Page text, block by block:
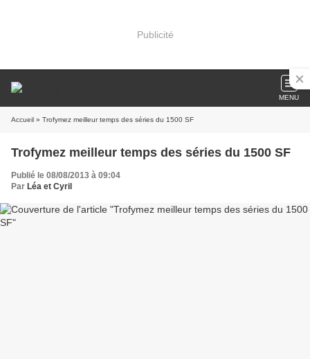
Publicité
MENU
Accueil » Trofymez meilleur temps des séries du 1500 SF
Trofymez meilleur temps des séries du 1500 SF
Publié le 08/08/2013 à 09:04
Par Léa et Cyril